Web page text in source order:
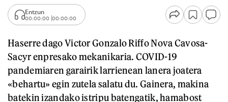
Entzun
00:00:00 00:00:00
Haserre dago Victor Gonzalo Riffo Nova Cavosa-
Sacyr enpresako mekanikaria. COVID-19
pandemiaren garairik larrienean lanera joatera
«behartu» egin zutela salatu du. Gainera, makina
batekin izandako istripu batengatik, hamabost